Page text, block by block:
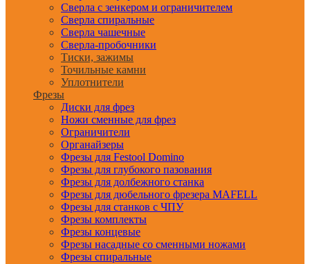
Сверла с зенкером и ограничителем
Сверла спиральные
Сверла чашечные
Сверла-пробочники
Тиски, зажимы
Точильные камни
Уплотнители
Фрезы
Диски для фрез
Ножи сменные для фрез
Ограничители
Органайзеры
Фрезы для Festool Domino
Фрезы для глубокого пазования
Фрезы для долбежного станка
Фрезы для дюбельного фрезера MAFELL
Фрезы для станков с ЧПУ
Фрезы комплекты
Фрезы концевые
Фрезы насадные со сменными ножами
Фрезы спиральные